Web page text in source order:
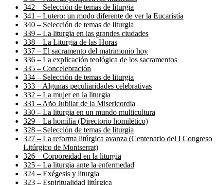
342 – Selección de temas de liturgia
341 – Lutero: un modo diferente de ver la Eucaristía
340 – Selección de temas de liturgia
339 – La liturgia en las grandes ciudades
338 – La Liturgia de las Horas
337 – El sacramento del matrimonio hoy
336 – La explicación teológica de los sacramentos
335 – Concelebración
334 – Selección de temas de liturgia
333 – Algunas peculiaridades celebrativas
332 – La mujer en la liturgia
331 – Año Jubilar de la Misericordia
330 – La liturgia en un mundo multicultura
329 – La homilía (Directorio homilético)
328 – Selección de temas de liturgia
327 – La reforma litúrgica avanza (Centenario del I Congreso
Litúrgico de Montserrat)
326 – Corporeidad en la liturgia
325 – La liturgia ante la enfermedad
324 – Exégesis y liturgia
323 – Espiritualidad litúrgica